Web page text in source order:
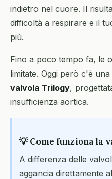
indietro nel cuore. Il
difficoltà a respirare e il
più.
Fino a poco tempo fa, le
limitate. Oggi però c'è
valvola Trilogy,
insufficienza aortica.
💡 Come funziona la
A differenza delle
aggancia direttamente